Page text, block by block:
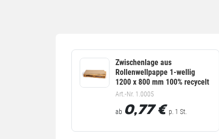
Zwischenlage aus
Rollenwellpappe 1-wellig
1200 x 800 mm 100% recycelt
Art.-Nr. 1.0005
ab 0,77€ p. 1 St.